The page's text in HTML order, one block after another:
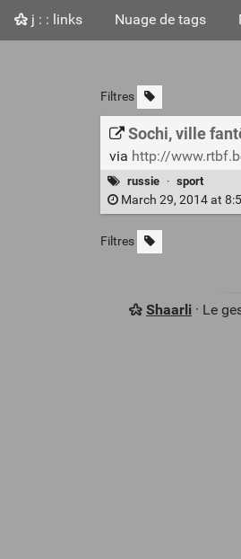
j : : links Nuage de tags
Filtres
Sochi, ville
via http://
russie · sport
March 29, 2014 at
Filtres
Shaarli· Le